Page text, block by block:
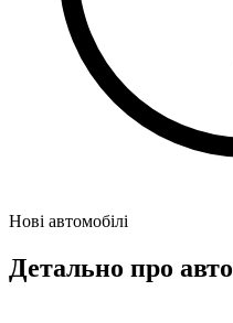
Нові автомобілі
Детально про авто